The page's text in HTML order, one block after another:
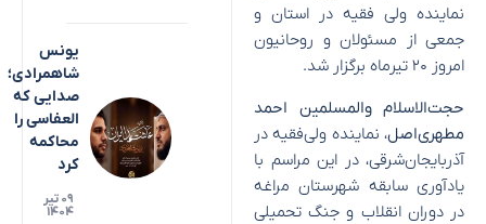
نماینده ولی فقیه در استان و
جمعی از مسئولان و روحانیون
امروز ۲۰ تیرماه برگزار شد.
حجت‌الاسلام والمسلمین احمد
مطهری‌اصل، نماینده ولی‌فقیه در
آذربایجان‌شرقی، در این مراسم با
یادآوری سابقه شهرستان مراغه
در دوران انقلاب و جنگ تحمیلی
یونس
شاهمرادی؛
صدایی که
العفاسی را
محاکمه
کرد
۰۹ تیر
۱۴۰۴